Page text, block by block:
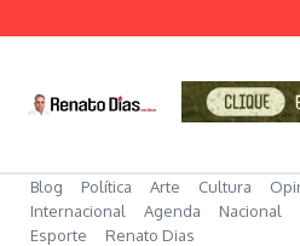
Blog Política Arte Cultura
Internacional
Agenda Nacional
Esporte
Renato Dias